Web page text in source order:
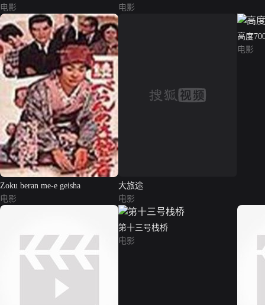
电影
电影
Zoku beran me-e geisha
电影
大旅途
电影
高度
电影
第十三号栈桥
电影